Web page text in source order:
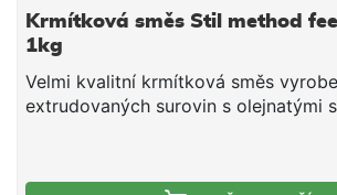
Krmítková směs Stil method
1kg
Velmi kvalitní krmítková směs
extrudovaných surovin s olejnatými
se o směs tepelně upravených
doplněnou o živočišné moučky a